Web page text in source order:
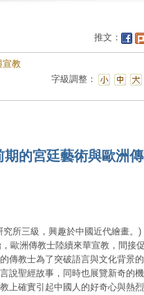
推文：
宣教
字級調整：
的宮廷藝術與歐洲
所三級，興趣於中國近代繪畫。)
洲傳教士陸續來華宣教，間接
傳教士為了突破語言與文化背景的
說聖經故事，同時也展覽新奇的機
上確實引起中國人的好奇心與熱烈